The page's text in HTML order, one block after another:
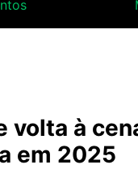
volta à
em 2025